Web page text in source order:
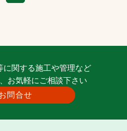
に関する施工や管理など
お気軽にご相談下さい
問合せ